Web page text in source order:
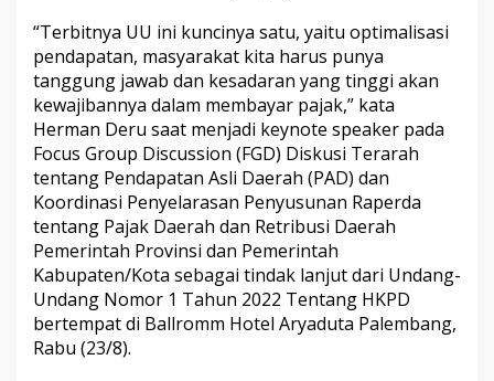
“Terbitnya UU ini kuncinya satu, yaitu optimalisasi
pendapatan, masyarakat kita harus punya
tanggung jawab dan kesadaran yang tinggi akan
kewajibannya dalam membayar pajak,” kata
Herman Deru saat menjadi keynote speaker pada
Focus Group Discussion (FGD) Diskusi Terarah
tentang Pendapatan Asli Daerah (PAD) dan
Koordinasi Penyelarasan Penyusunan Raperda
tentang Pajak Daerah dan Retribusi Daerah
Pemerintah Provinsi dan Pemerintah
Kabupaten/Kota sebagai tindak lanjut dari Undang-
Undang Nomor 1 Tahun 2022 Tentang HKPD
bertempat di Ballromm Hotel Aryaduta Palembang,
Rabu (23/8).